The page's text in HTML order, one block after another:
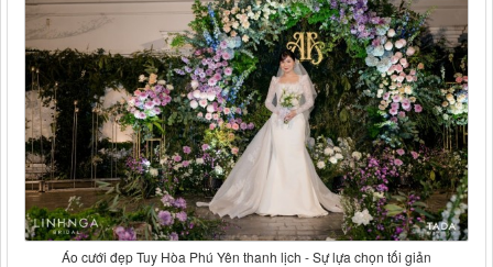
Áo cưới đẹp Tuy Hòa Phú Yên thanh lịch - Sự lựa chọn tối giản